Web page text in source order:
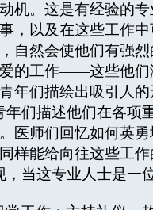
机。这是有经验的
，以及在这些工作
自然会使他们有强
的工作——这些他们
年们描绘出吸引人
们描述他们在各项
医师们回忆如何英
样能给向往这些工
当这专业人士是一